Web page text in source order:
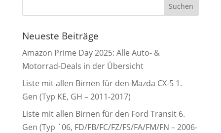
Neueste Beiträge
Amazon Prime Day 2025: Alle Auto- &
Motorrad-Deals in der Übersicht
Liste mit allen Birnen für den Mazda CX-5 1.
Gen (Typ KE, GH – 2011-2017)
Liste mit allen Birnen für den Ford Transit 6.
Gen (Typ ´06, FD/FB/FC/FZ/FS/FA/FM/FN – 2006-